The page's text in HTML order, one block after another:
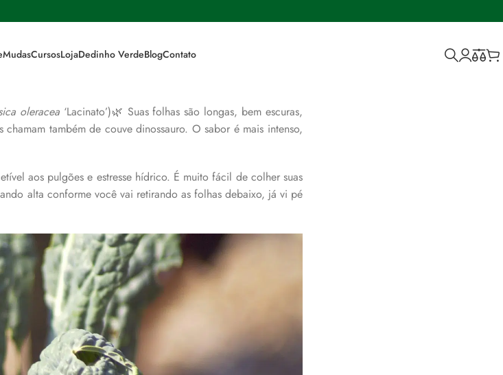
MudasCursosLojaDedinho VerdeBlogContato
black
Por Gabi Pastro, herbalista
oleracea‘Lacinato’)🌿 Suas folhas são longas, bem escuras,
também de couve dinossauro. O sabor é mais intenso,
aos pulgões e estresse hídrico. É muito fácil de colher suas
alta conforme você vai retirando as folhas debaixo, já vi pé